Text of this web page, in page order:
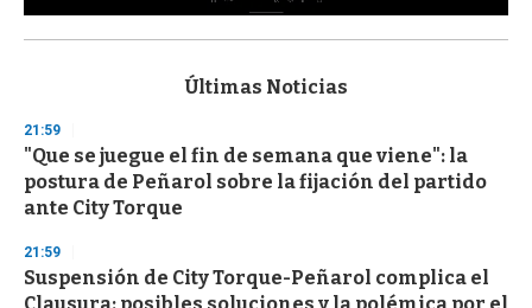
s
d
s
o
f
3
s
e
c
Últimas Noticias
21:59
"Que se juegue el fin de semana que viene": la
postura de Peñarol sobre la fijación del partido
ante City Torque
21:59
Suspensión de City Torque-Peñarol complica el